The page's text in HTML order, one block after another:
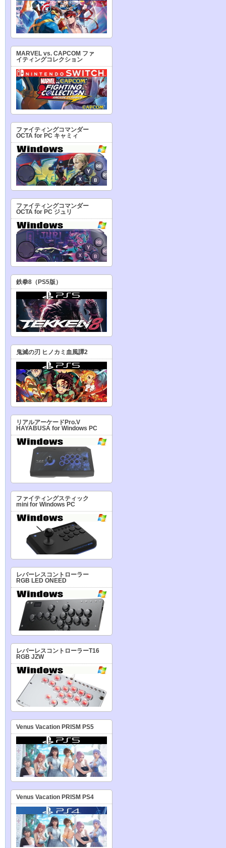
MARVEL vs. CAPCOM ファ
イティングコレクション
ファイティングコマンダー
OCTA for PC キャミィ
ファイティングコマンダー
OCTA for PC ジュリ
鉄拳8（PS5版）
鬼滅の刃 ヒノカミ血風譚2
リアルアーケードPro.V
HAYABUSA for Windows PC
ファイティングスティック
mini for Windows PC
レバーレスコントローラー
RGB LED ONEED
レバーレスコントローラーT16
RGB JZW
Venus Vacation PRISM PS5
Venus Vacation PRISM PS4